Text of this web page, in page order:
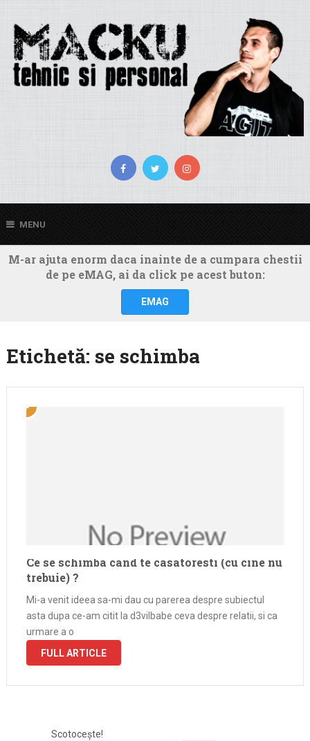
MENU
M-ar ajuta enorm daca inainte de a cumpara chestii
de pe eMAG, ai da click pe acest buton:
EMAG
Etichetă: se schimba
Ce se schimba cand te casatoresti (cu cine nu
trebuie) ?
Mi-a venit ideea sa-mi dau cu parerea despre subiectul
asta dupa ce-am citit la d3vilbabe ceva despre relatii, si ca
urmare a o
FULL ARTICLE
Scotocește!